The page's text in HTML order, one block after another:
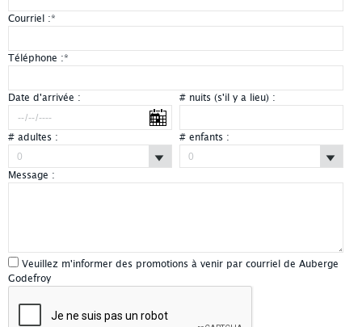
Courriel :*
Téléphone :*
Date d'arrivée : # nuits (s'il y a lieu) :
# adultes : # enfants :
Message :
Veuillez m'informer des promotions à venir par courriel de Auberge
Godefroy